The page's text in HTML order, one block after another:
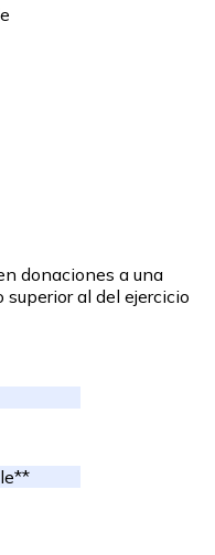
donaciones a una
al del ejercicio